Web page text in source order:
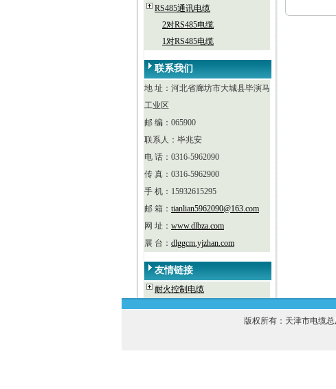
RS485通讯电缆
2对RS485电缆
1对RS485电缆
联系我们
地 址：河北省廊坊市大城县毕演马
工业区
邮 编：065900
联系人：毕兆安
电 话：0316-5962090
传 真：0316-5962900
手 机：15932615295
邮 箱： tianlian5962090@163.com
网 址： www.dlbza.com
展 台： dlggcm.yjzhan.com
友情链接
耐火控制电缆
版权所有：天津市电缆